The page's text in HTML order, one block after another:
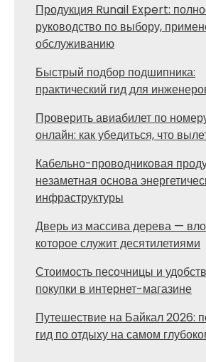
Продукция Runail Expert:
руководство по выбору,
обслуживанию
Быстрый подбор подшипника:
практический гид для
Проверить авиабилет по
онлайн: как убедиться, что
Кабельно-проводниковая
незаметная основа
инфраструктуры
Дверь из массива дерева —
которое служит десятилетиями
Стоимость песочницы и
покупки в интернет-магазине
Путешествие на Байкал 2026:
гид по отдыху на самом